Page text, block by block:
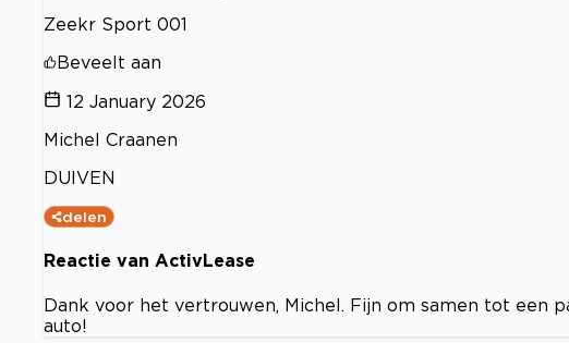
Zeekr Sport 001
Beveelt aan
12 January 2026
Michel Craanen
DUIVEN
delen
Reactie van ActivLease
Dank voor het vertrouwen, Michel. Fijn om samen tot een
auto!